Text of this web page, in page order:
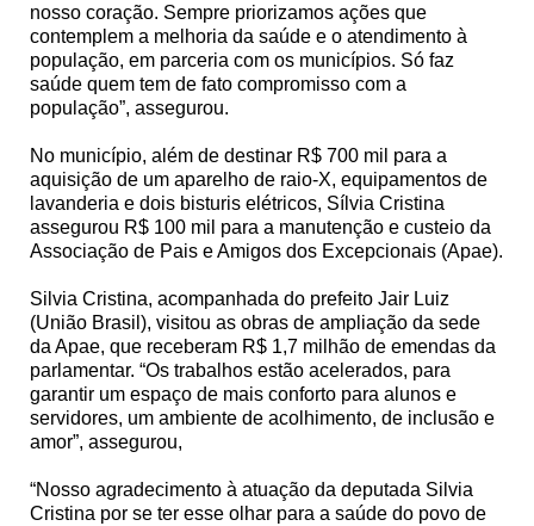
nosso coração. Sempre priorizamos ações que
contemplem a melhoria da saúde e o atendimento à
população, em parceria com os municípios. Só faz
saúde quem tem de fato compromisso com a
população”, assegurou.
No município, além de destinar R$ 700 mil para a
aquisição de um aparelho de raio-X, equipamentos de
lavanderia e dois bisturis elétricos, Sílvia Cristina
assegurou R$ 100 mil para a manutenção e custeio da
Associação de Pais e Amigos dos Excepcionais (Apae).
Silvia Cristina, acompanhada do prefeito Jair Luiz
(União Brasil), visitou as obras de ampliação da sede
da Apae, que receberam R$ 1,7 milhão de emendas da
parlamentar. “Os trabalhos estão acelerados, para
garantir um espaço de mais conforto para alunos e
servidores, um ambiente de acolhimento, de inclusão e
amor”, assegurou,
“Nosso agradecimento à atuação da deputada Silvia
Cristina por se ter esse olhar para a saúde do povo de